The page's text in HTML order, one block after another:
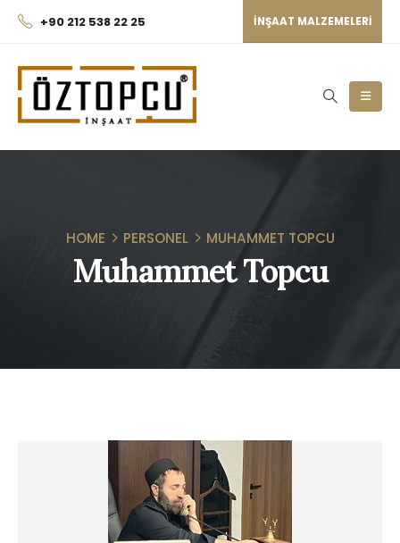
+90 212 538 22 25 INŞAAT MALZEMELERI
HOME PERSONEL MUHAMMET TOPCU
Muhammet Topcu